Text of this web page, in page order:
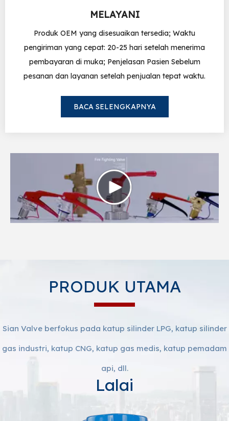
MELAYANI
Produk OEM yang disesuaikan tersedia; Waktu
pengiriman yang cepat: 20-25 hari setelah menerima
pembayaran di muka; Penjelasan Pasien Sebelum
pesanan dan layanan setelah penjualan tepat waktu.
BACA SELENGKAPNYA
PRODUK UTAMA
Sian Valve berfokus pada katup silinder LPG, katup silinder
gas industri, katup CNG, katup gas medis, katup pemadam
api, dll.
Lalai